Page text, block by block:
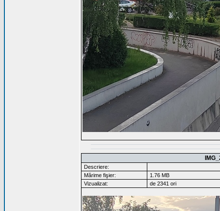
Descriere:
Mărime fişier:
1.76 MB
Vizualizat:
de 2341 ori